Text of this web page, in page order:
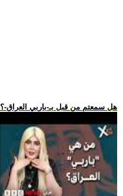
.. هل سمعتم من قبل بـ-باربي العراق-؟